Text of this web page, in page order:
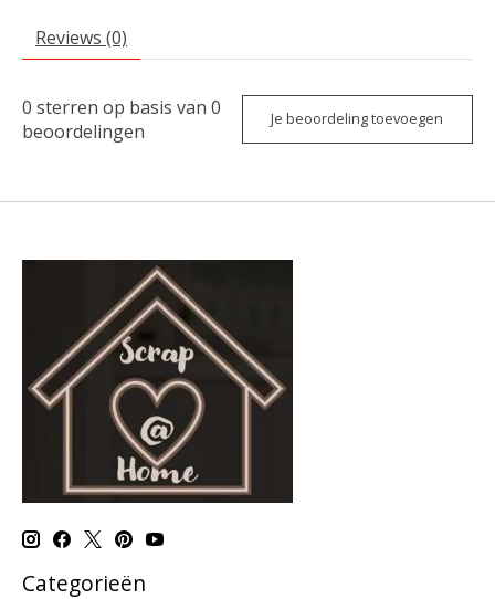
Reviews (0)
0 sterren op basis van 0
beoordelingen
Je beoordeling toevoegen
Categorieën